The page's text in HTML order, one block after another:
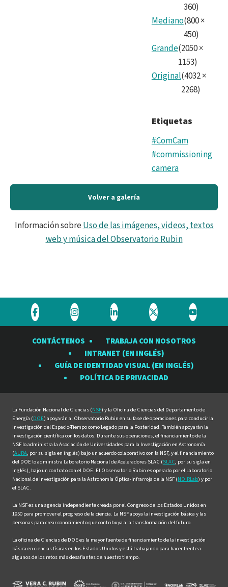
360)
Mediano(800×
450)
Grande(2050×
1153)
Original(4032×
2268)
Etiquetas
#ComCam
#commissioning
camera
Volver a galería
Información sobreUso de las imágenes, videos, textos
web y música del Observatorio Rubin
Visite
Observatorio
Visite
Observatorio
Rubin
en
Visite
Observatorio
Rubin
en
Visite
Observatorio
Rubin
en
Visite
Rubin
en
CONTÁCTENOS
TRABAJA CON NOSOTROS
INTRANET (EN INGLÉS)
GUÍA DE IDENTIDAD VISUAL (EN INGLÉS)
POLÍTICA DE PRIVACIDAD
La Fundación Nacional de Ciencias (NSF) y la Oficina de Ciencias del Departamento de
Energía (DOE) apoyarán al Observatorio Rubin en su fase de operaciones para conducir la
Investigación del Espacio-Tiempo como Legado para la Posteridad. También apoyarán la
investigación científica con los datos. Durante sus operaciones, el financiamiento de la
NSF lo administra la Asociación de Universidades para la Investigación en Astronomía
(AURA, por su sigla en inglés) bajo un acuerdo colaborativo con la NSF, y el financiamiento
del DOE lo administra Laboratorio Nacional de Aceleradores SLAC (SLAC, por su sigla en
inglés), bajo un contrato con el DOE. El Observatorio Rubin es operado por el Laboratorio
Nacional de Investigación para la Astronomía Óptica-Infrarroja de la NSF (NOIRLab) y por
el SLAC.
La NSF es una agencia independiente creada por el Congreso de los Estados Unidos en
1950 para promover el progreso de la ciencia. La NSF apoya la investigación básica y las
personas para crear conocimiento que contribuya a la transformación del futuro.
La oficina de Ciencias de DOE es la mayor fuente de financiamiento de la investigación
básica en ciencias físicas en los Estados Unidos y está trabajando para hacer frente a
algunos de los retos más desafiantes de nuestro tiempo.